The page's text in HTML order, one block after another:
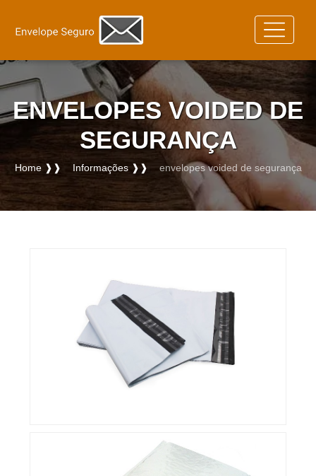
ENVELOPES VOIDED DE
SEGURANÇA
Home ❱❱ Informações ❱❱ envelopes voided de segurança